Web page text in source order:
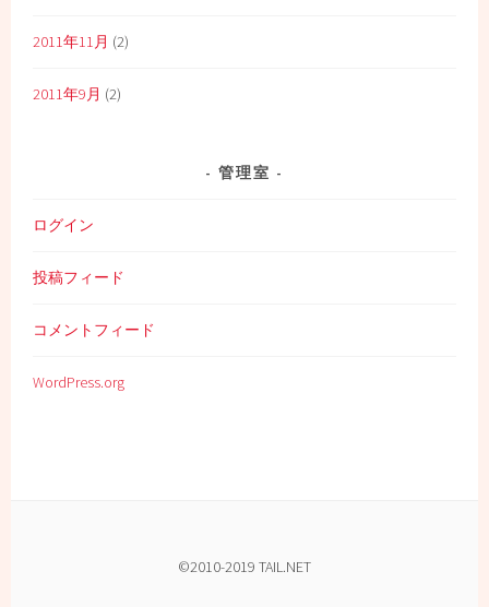
2011年11月 (2)
2011年9月 (2)
管理室
ログイン
投稿フィード
コメントフィード
WordPress.org
©2010-2019 TAIL.NET